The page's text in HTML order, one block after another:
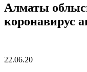
Алматы
коронавирус
22.06.20